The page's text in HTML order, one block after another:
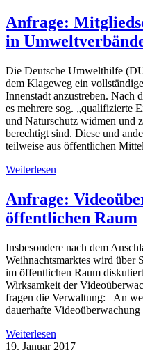
Anfrage:
in
Die Deutsche Umwelthilfe
dem Klageweg ein
Innenstadt anzustreben. Nach
es mehrere sog. „qualifizierte
und Naturschutz widmen und
berechtigt sind. Diese und
teilweise aus öffentlichen
Weiterlesen
Anfrage:
öffentlichen Raum
Insbesondere nach dem
Weihnachtsmarktes wird über
im öffentlichen Raum
Wirksamkeit der
fragen die Verwaltung: An
dauerhafte
Weiterlesen
19. Januar 2017